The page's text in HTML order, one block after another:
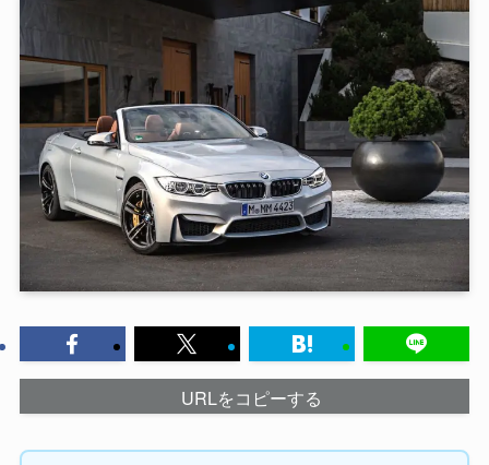
URLをコピーする